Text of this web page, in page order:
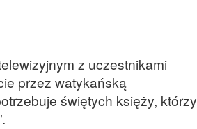
z uczestnikami
przez watykańską
świętych księży, którzy